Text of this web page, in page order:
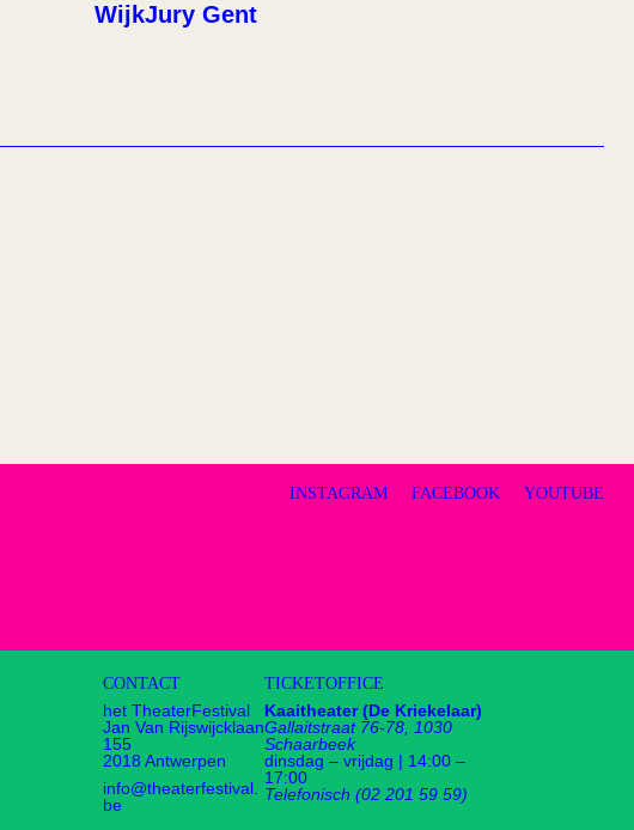
WijkJury Gent
INSTAGRAM FACEBOOK YOUTUBE
CONTACT
het TheaterFestival
Jan Van Rijswijcklaan
155
2018 Antwerpen
info@theaterfestival.
be
TICKETOFFICE
Kaaitheater (De Kriekelaar)
Gallaitstraat 76-78, 1030
Schaarbeek
dinsdag – vrijdag | 14:00 –
17:00
Telefonisch (02 201 59 59)